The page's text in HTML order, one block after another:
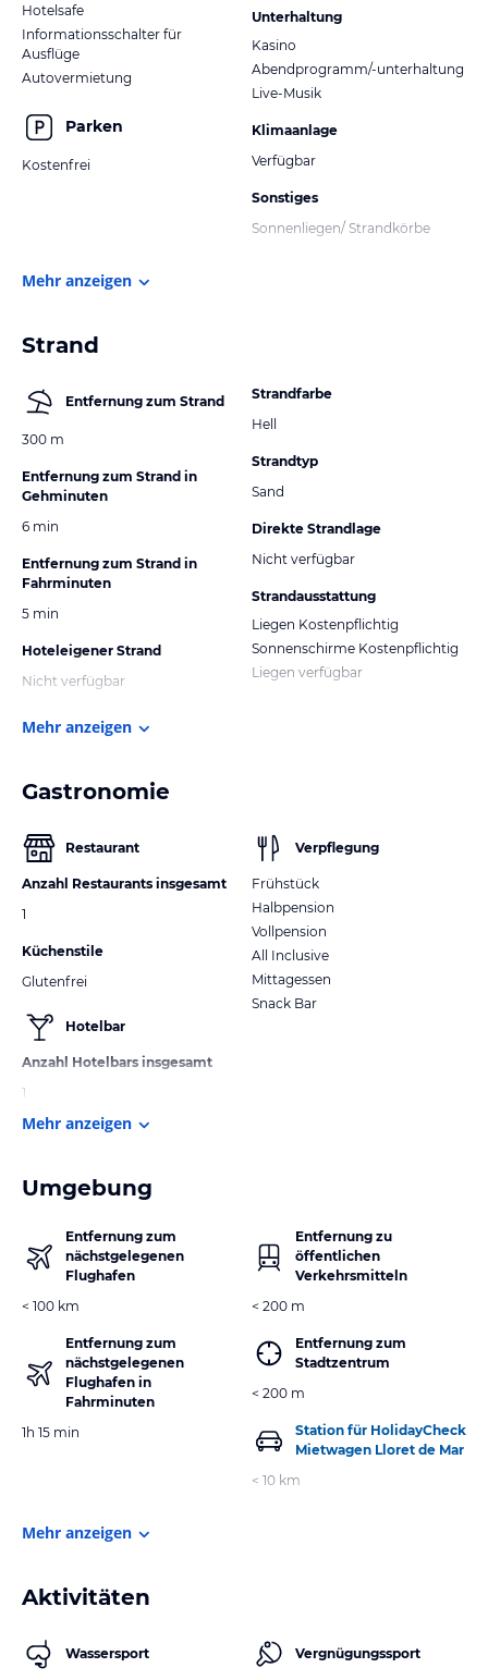
Hotelsafe
Informationsschalter für
Ausflüge
Autovermietung
Parken
Kostenfrei
Unterhaltung
Kasino
Abendprogramm/-unterhaltung
Live-Musik
Klimaanlage
Verfügbar
Sonstiges
Sonnenliegen/ Strandkörbe
Mehr anzeigen
Strand
Entfernung zum Strand
300 m
Entfernung zum Strand in
Gehminuten
6 min
Entfernung zum Strand in
Fahrminuten
5 min
Hoteleigener Strand
Nicht verfügbar
Strandfarbe
Hell
Strandtyp
Sand
Direkte Strandlage
Nicht verfügbar
Strandausstattung
Liegen Kostenpflichtig
Sonnenschirme Kostenpflichtig
Liegen verfügbar
Mehr anzeigen
Gastronomie
Restaurant
Anzahl Restaurants insgesamt
1
Küchenstile
Glutenfrei
Hotelbar
Anzahl Hotelbars insgesamt
1
Verpflegung
Frühstück
Halbpension
Vollpension
All Inclusive
Mittagessen
Snack Bar
Mehr anzeigen
Umgebung
Entfernung zum
nächstgelegenen
Flughafen
< 100 km
Entfernung zum
nächstgelegenen
Flughafen in
Fahrminuten
1h 15 min
Entfernung zu
öffentlichen
Verkehrsmitteln
< 200 m
Entfernung zum
Stadtzentrum
< 200 m
Station für HolidayCheck
Mietwagen Lloret de Mar
< 10 km
Mehr anzeigen
Aktivitäten
Wassersport Vergnügungssport